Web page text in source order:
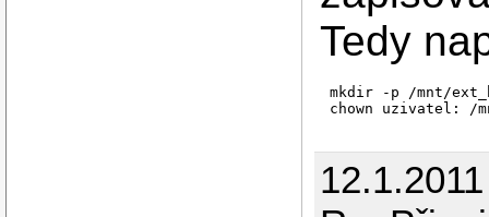
Tedy
mkdir -p /mnt/